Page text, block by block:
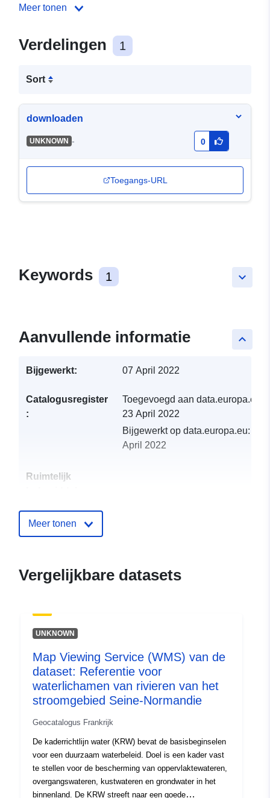
Meer tonen
Verdelingen 1
Sort
downloaden
UNKNOWN - 0
Toegangs-URL
keyboard_arrow_down
Keywords 1
keyboard_arrow_up
Aanvullende informatie
Bijgewerkt: 07 April 2022
Catalogusregister
:
Toegevoegd aan data.europa.eu:
23 April 2022
Bijgewerkt op data.europa.eu:
April 2022
Ruimtelijk
Identificatoren:
ddb60a450708
Soort:
Bron:
http://inspire.ec.europa.eu/
codelist/ResourceType/services
Meer tonen
Vergelijkbare datasets
UNKNOWN
Map Viewing Service (WMS) van de
dataset: Referentie voor
waterlichamen van rivieren van het
stroomgebied Seine-Normandie
Geocatalogus Frankrijk
De kaderrichtlijn water (KRW) bevat de basisbeginselen
voor een duurzaam waterbeleid. Doel is een kader vast
te stellen voor de bescherming van oppervlaktewateren,
overgangswateren, kustwateren en grondwater in het
binnenland. De KRW streeft naar een goede